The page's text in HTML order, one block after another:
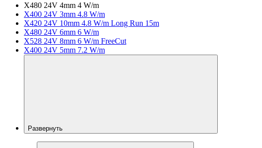
X480 24V 4mm 4 W/m
X400 24V 3mm 4.8 W/m
X420 24V 10mm 4.8 W/m Long Run 15m
X480 24V 6mm 6 W/m
X528 24V 8mm 6 W/m FreeCut
X400 24V 5mm 7.2 W/m
Развернуть